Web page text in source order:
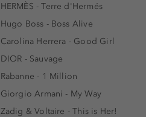
HERMÈS - Terre d'Hermés
Hugo Boss - Boss Alive
Carolina Herrera - Good Girl
DIOR - Sauvage
Rabanne - 1 Million
Giorgio Armani - My Way
Zadig & Voltaire - This is Her!